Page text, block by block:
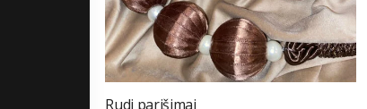
Rudi parišimai